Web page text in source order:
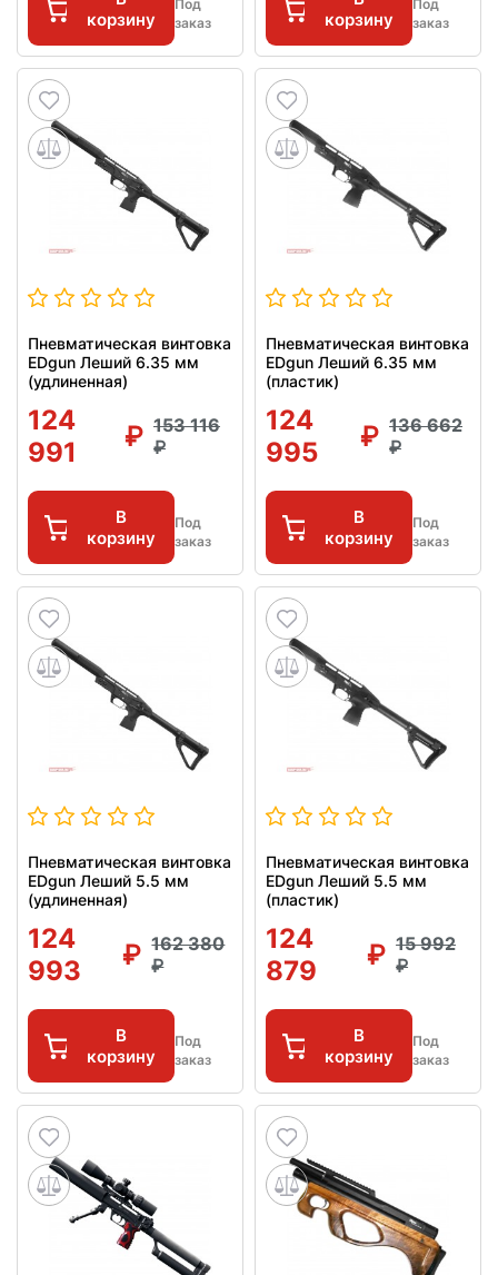
корзину
Под
заказ
корзину
Под
заказ
Пневматическая винтовка
EDgun Леший 6.35 мм
(удлиненная)
124
991
153 116
В
корзину
Под
заказ
Пневматическая винтовка
EDgun Леший 6.35 мм
(пластик)
124
995
136 662
В
корзину
Под
заказ
Пневматическая винтовка
EDgun Леший 5.5 мм
(удлиненная)
124
993
162 380
В
корзину
Под
заказ
Пневматическая винтовка
EDgun Леший 5.5 мм
(пластик)
124
879
15 992
В
корзину
Под
заказ